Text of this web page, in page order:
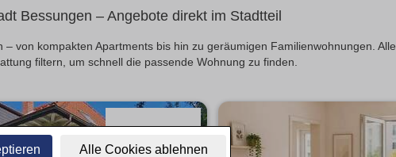
Alle Cookies ablehnen
Bessungen – Angebote direkt im Stadtteil
von kompakten Apartments bis hin zu geräumigen Familienwohnungen.
filtern, um schnell die passende Wohnung zu finden.